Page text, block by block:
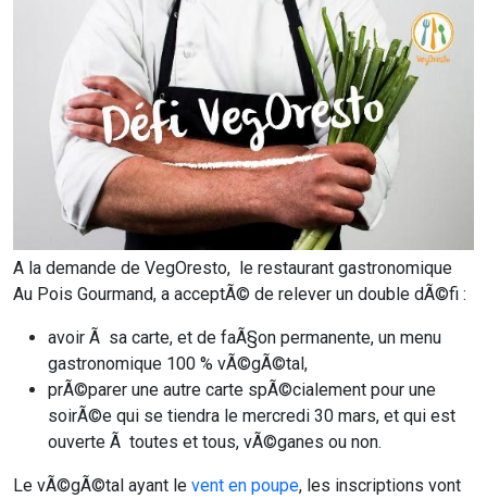
A la demande de VegOresto, le restaurant gastronomique
Au Pois Gourmand, a acceptÃ© de relever un double dÃ©fi :
avoir Ã sa carte, et de faÃ§on permanente, un menu
gastronomique 100 % vÃ©gÃ©tal,
prÃ©parer une autre carte spÃ©cialement pour une
soirÃ©e qui se tiendra le mercredi 30 mars, et qui est
ouverte Ã toutes et tous, vÃ©ganes ou non.
Le vÃ©gÃ©tal ayant le vent en poupe, les inscriptions vont